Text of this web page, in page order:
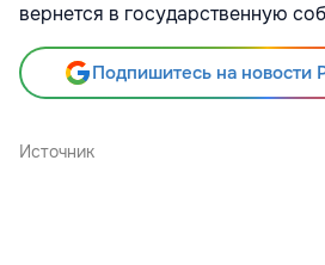
вернется в государственную
Подпишитесь на новости
Источник